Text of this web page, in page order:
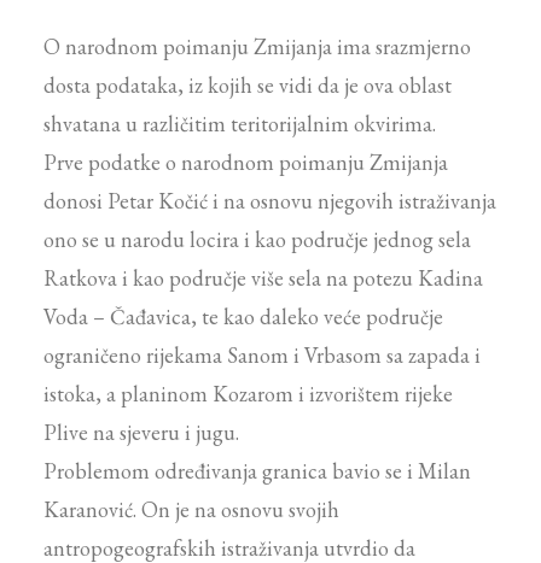
O narodnom poimanju Zmijanja ima srazmjerno
dosta podataka, iz kojih se vidi da je ova oblast
shvatana u različitim teritorijalnim okvirima.
Prve podatke o narodnom poimanju Zmijanja
donosi Petar Kočić i na osnovu njegovih istraživanja
ono se u narodu locira i kao područje jednog sela
Ratkova i kao područje više sela na potezu Kadina
Voda – Čađavica, te kao daleko veće područje
ograničeno rijekama Sanom i Vrbasom sa zapada i
istoka, a planinom Kozarom i izvorištem rijeke
Plive na sjeveru i jugu.
Problemom određivanja granica bavio se i Milan
Karanović. On je na osnovu svojih
antropogeografskih istraživanja utvrdio da